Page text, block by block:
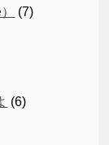
(7)
(6)